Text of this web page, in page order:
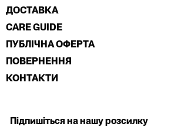
ДОСТАВКА
CARE GUIDE
ПУБЛІЧНА ОФЕРТА
ПОВЕРНЕННЯ
КОНТАКТИ